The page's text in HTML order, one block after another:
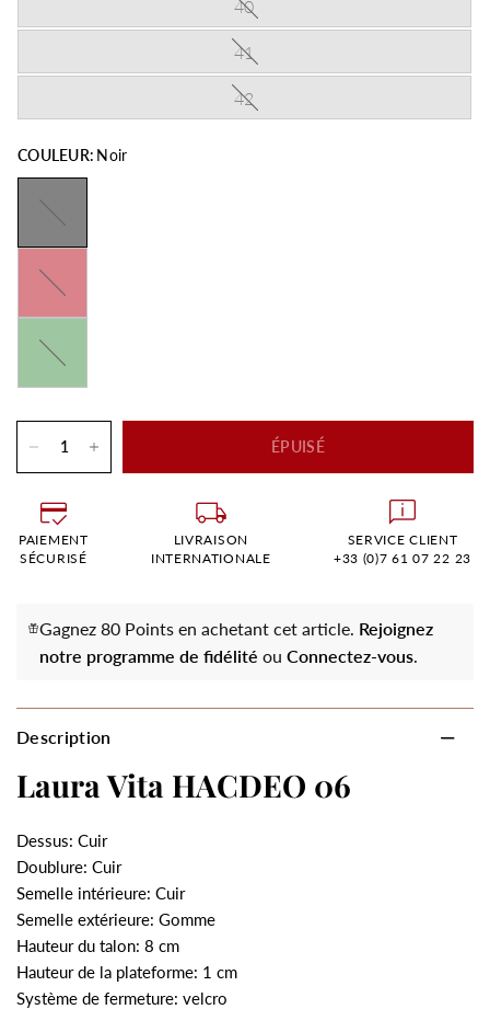
40
41
42
COULEUR: Noir
ÉPUISÉ
PAIEMENT
SÉCURISÉ
LIVRAISON
INTERNATIONALE
SERVICE CLIENT
+33 (0)7 61 07 22 23
Gagnez 80 Points en achetant cet article. Rejoignez
notre programme de fidélité ouConnectez-vous.
Description
Laura Vita HACDEO 06
Dessus: Cuir
Doublure: Cuir
Semelle intérieure: Cuir
Semelle extérieure: Gomme
Hauteur du talon: 8 cm
Hauteur de la plateforme: 1 cm
Système de fermeture: velcro